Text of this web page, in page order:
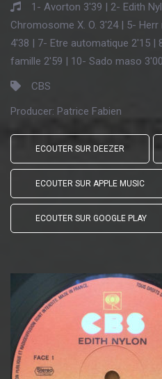
1- Avorton 3'39 | 2- Edith
Chromosome X. O. 3'24 | 5-
4'38 | 7- Etre automatique 2'15 |
famille 2'59 | 10- Sado maso 3'00
CBS
Producer: Patrice Fabien
ECOUTER SUR DEEZER
ECOUTER SUR APPLE MUSIC
ECOUTER SUR GOOGLE PLAY